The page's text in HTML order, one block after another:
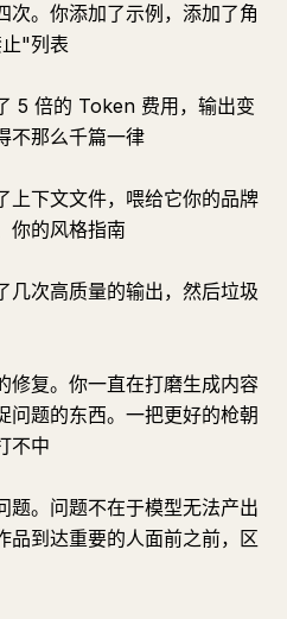
次。你添加了示例，添加了角
"列表
5 倍的 Token 费用，输出变
不那么千篇一律
上下文文件，喂给它你的品牌
你的风格指南
几次高质量的输出，然后垃圾
修复。你一直在打磨生成内容
问题的东西。一把更好的枪朝
不中
题。问题不在于模型无法产出
品到达重要的人面前之前，区